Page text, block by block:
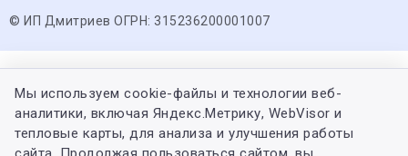
© ИП Дмитриев ОГРН: 315236200001007
Мы используем cookie-файлы и технологии веб-
аналитики, включая Яндекс.Метрику, WebVisor и
тепловые карты, для анализа и улучшения работы